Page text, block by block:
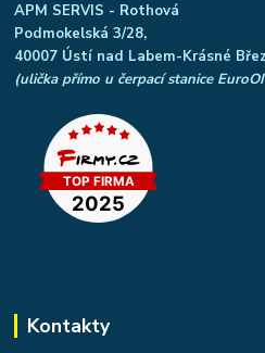
APM SERVIS - Rothová
Podmokelská 3/28,
40007 Ústí nad Labem-Krásné
(ulička přímo u čerpací stanice
Kontakty